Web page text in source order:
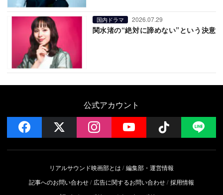
国内ドラマ 2026.07.29
関水渚の“絶対に諦めない”という決意
公式アカウント
facebook instagramYouTube Follow
リアルサウンド映画部とは
編集部・運営情報
記事へのお問い合わせ
広告に関するお問い合わせ 採用情報